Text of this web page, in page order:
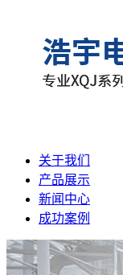
关于我们
产品展示
新闻中心
成功案例